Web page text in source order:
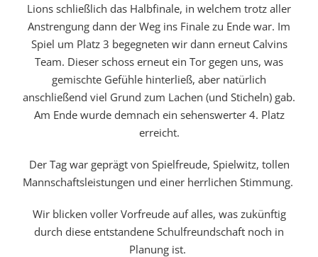
Lions schließlich das Halbfinale, in welchem trotz aller
Anstrengung dann der Weg ins Finale zu Ende war. Im
Spiel um Platz 3 begegneten wir dann erneut Calvins
Team. Dieser schoss erneut ein Tor gegen uns, was
gemischte Gefühle hinterließ, aber natürlich
anschließend viel Grund zum Lachen (und Sticheln) gab.
Am Ende wurde demnach ein sehenswerter 4. Platz
erreicht.
Der Tag war geprägt von Spielfreude, Spielwitz, tollen
Mannschaftsleistungen und einer herrlichen Stimmung.
Wir blicken voller Vorfreude auf alles, was zukünftig
durch diese entstandene Schulfreundschaft noch in
Planung ist.